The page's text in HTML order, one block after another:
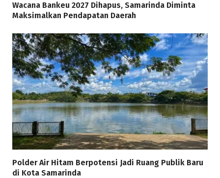
Wacana Bankeu 2027 Dihapus, Samarinda Diminta
Maksimalkan Pendapatan Daerah
Polder Air Hitam Berpotensi Jadi Ruang Publik Baru
di Kota Samarinda